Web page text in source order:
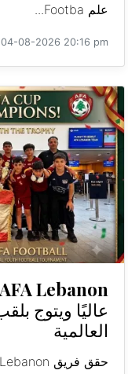
علم Footba...
04-08-2026 20:16 pm
العالمية